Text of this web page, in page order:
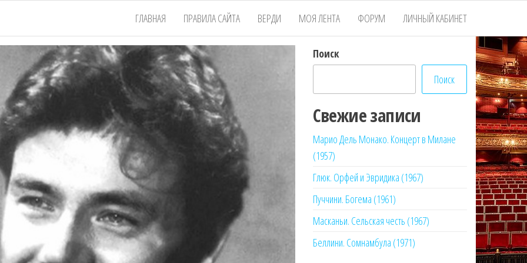
ГЛАВНАЯ ПРАВИЛА САЙТА ВЕРДИ МОЯ ЛЕНТА ФОРУМ ЛИЧНЫЙ КАБИНЕТ
Поиск
Поиск
Свежие записи
Марио Дель Монако. Концерт в Милане
(1957)
Глюк. Орфей и Эвридика (1967)
Пуччини. Богема (1961)
Масканьи. Сельская честь (1967)
Беллини. Сомнамбула (1971)